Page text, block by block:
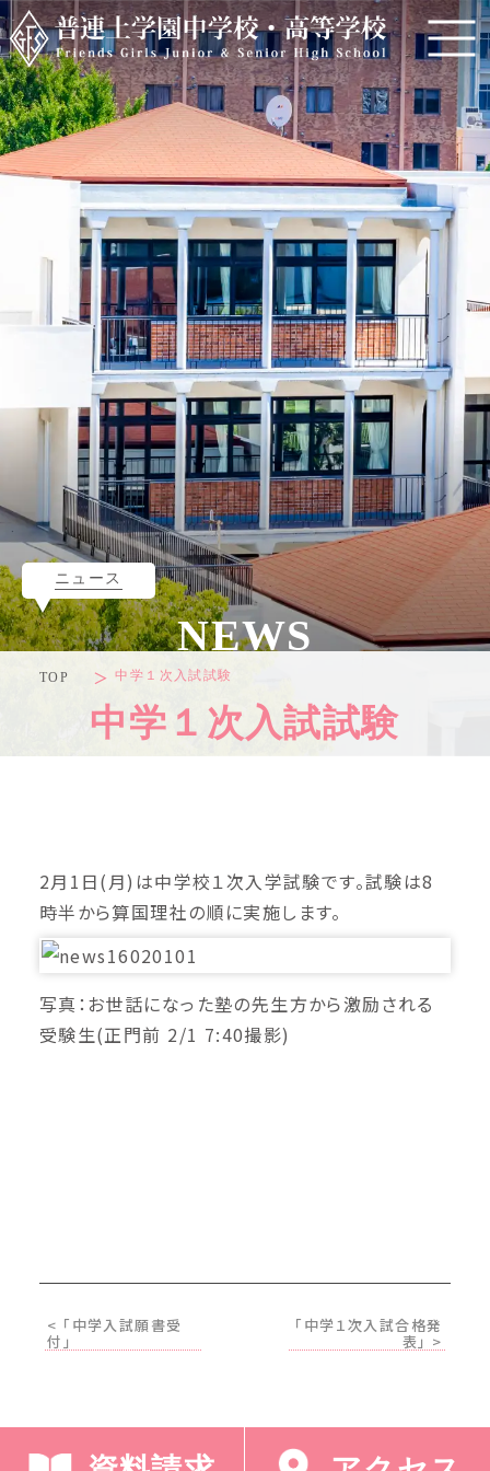
TOP 中学１次入試試験
中学１次入試試験
NEWS
ニュース
2月1日(月)は中学校１次入学試験です。試験は8
時半から算国理社の順に実施します。
写真：お世話になった塾の先生方から激励される
受験生(正門前 2/1 7:40撮影)
< 「中学入試願書受
付」
「中学１次入試合格発
表」 >